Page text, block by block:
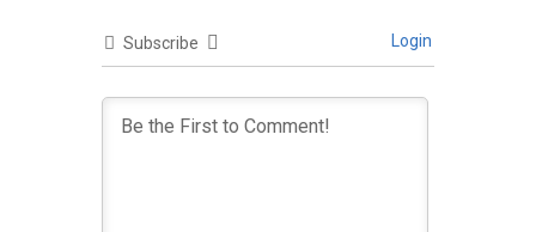
Subscribe Login